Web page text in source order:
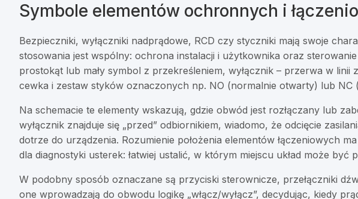
Symbole elementów ochronnych i
Bezpieczniki, wyłączniki nadprądowe, RCD czy styczniki mają swoje
stosowania jest wspólny: ochrona instalacji i użytkownika oraz
prostokąt lub mały symbol z przekreśleniem, wyłącznik – przerwa w linii
cewka i zestaw styków oznaczonych np. NO (normalnie otwarty) lub NC
Na schemacie te elementy wskazują, gdzie obwód jest rozłączany lub
wyłącznik znajduje się „przed” odbiornikiem, wiadomo, że odcięcie
dotrze do urządzenia. Rozumienie położenia elementów łączeniowych
dla diagnostyki usterek: łatwiej ustalić, w którym miejscu układ może być
W podobny sposób oznaczane są przyciski sterownicze, przełączniki
one wprowadzają do obwodu logikę „włącz/wyłącz”, decydując, kiedy